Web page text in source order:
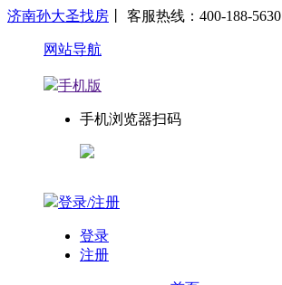
济南孙大圣找房 丨 客服热线：400-188-5630
网站导航
手机版
手机浏览器扫码
登录/注册
登录
注册